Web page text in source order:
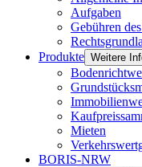
Aufgaben
Gebühren
Produkte Weitere
Mieten
BORIS-NRW